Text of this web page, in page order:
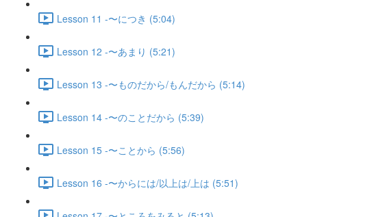
Lesson 11 -〜につき (5:04)
Lesson 12 -〜あまり (5:21)
Lesson 13 -〜ものだから/もんだから (5:14)
Lesson 14 -〜のことだから (5:39)
Lesson 15 -〜ことから (5:56)
Lesson 16 -〜からには/以上は/上は (5:51)